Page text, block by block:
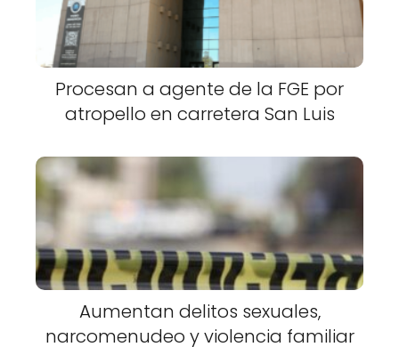
Procesan a agente de la FGE por
atropello en carretera San Luis
Aumentan delitos sexuales,
narcomenudeo y violencia familiar